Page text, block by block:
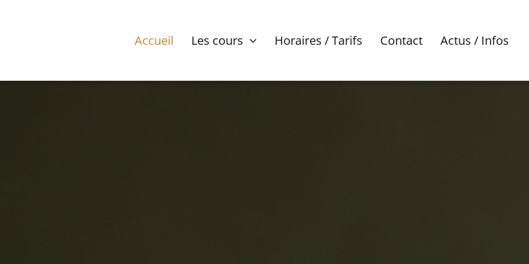
Accueil Les cours Horaires / Tarifs Contact Actus / Infos